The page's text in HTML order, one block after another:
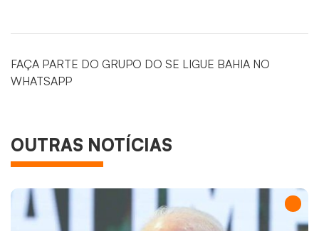
FAÇA PARTE DO GRUPO DO SE LIGUE BAHIA NO
WHATSAPP
OUTRAS NOTÍCIAS